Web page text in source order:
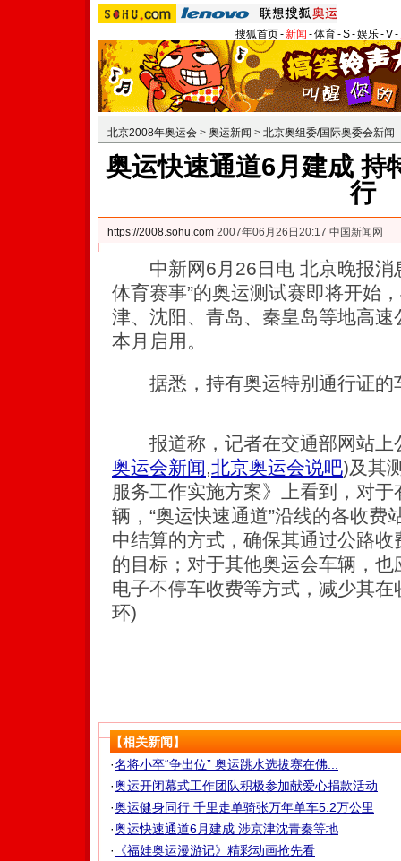
搜狐首页-新闻 -体育-S-娱乐-V-
北京2008年奥运会 > 奥运新闻 > 北京奥组委/国际奥委会新闻
奥运快速通道6月建成 持
行
https://2008.sohu.com 2007年06月26日20:17 中国新闻网
中新网6月26日电 北京晚报消
体育赛事”的奥运测试赛即将开始
津、沈阳、青岛、秦皇岛等地高速
本月启用。
据悉，持有奥运特别通行证的
报道称，记者在交通部网站上
奥运会新闻,北京奥运会说吧)及其
服务工作实施方案》上看到，对
辆，“奥运快速通道”沿线的各收费
中结算的方式，确保其通过公路
的目标；对于其他奥运会车辆，
电子不停车收费等方式，减少其
环)
【相关新闻】
·名将小卒“争出位” 奥运跳水选拔赛在佛...
·奥运开闭幕式工作团队积极参加献爱心捐款活动
·奥运健身同行 千里走单骑张万年单车5.2万公里
·奥运快速通道6月建成 涉京津沈青秦等地
·
《福娃奥运漫游记》精彩动画抢先看